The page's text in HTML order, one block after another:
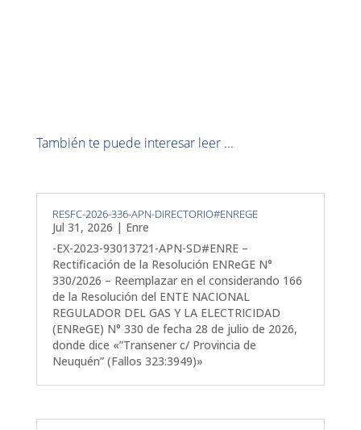
También te puede interesar leer ...
RESFC-2026-336-APN-DIRECTORIO#ENREGE
Jul 31, 2026 | Enre
-EX-2023-93013721-APN-SD#ENRE –
Rectificación de la Resolución ENReGE N°
330/2026 – Reemplazar en el considerando 166
de la Resolución del ENTE NACIONAL
REGULADOR DEL GAS Y LA ELECTRICIDAD
(ENReGE) N° 330 de fecha 28 de julio de 2026,
donde dice «”Transener c/ Provincia de
Neuquén” (Fallos 323:3949)»